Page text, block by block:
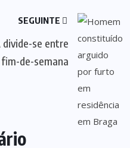
SEGUINTE
divide-se entre
de-semana